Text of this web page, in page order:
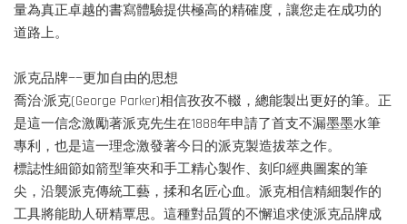
量為真正卓越的書寫體驗提供極高的精確度，讓您走在成功的
道路上。
派克品牌——更加自由的思想
喬治·派克(George Parker)相信孜孜不輟，總能製出更好的筆。正
是這一信念激勵著派克先生在1888年申請了首支不漏墨墨水筆
專利，也是這一理念激發著今日的派克製造拔萃之作。
標誌性細節如箭型筆夾和手工精心製作、刻印經典圖案的筆
尖，沿襲派克傳統工藝，揉和名匠心血。派克相信精細製作的
工具將能助人研精覃思。這種對品質的不懈追求使派克品牌成